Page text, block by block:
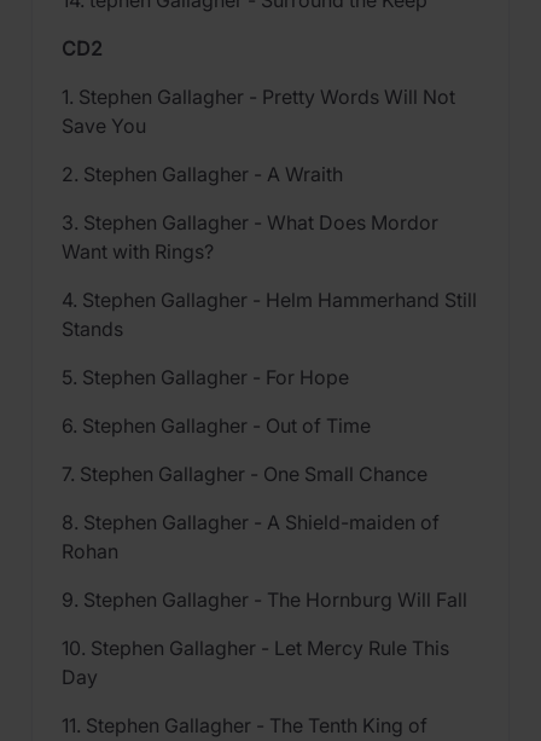
CD2
1. Stephen Gallagher - Pretty Words Will Not
Save You
2. Stephen Gallagher - A Wraith
3. Stephen Gallagher - What Does Mordor
Want with Rings?
4. Stephen Gallagher - Helm Hammerhand Still
Stands
5. Stephen Gallagher - For Hope
6. Stephen Gallagher - Out of Time
7. Stephen Gallagher - One Small Chance
8. Stephen Gallagher - A Shield-maiden of
Rohan
9. Stephen Gallagher - The Hornburg Will Fall
10. Stephen Gallagher - Let Mercy Rule This
Day
11. Stephen Gallagher - The Tenth King of